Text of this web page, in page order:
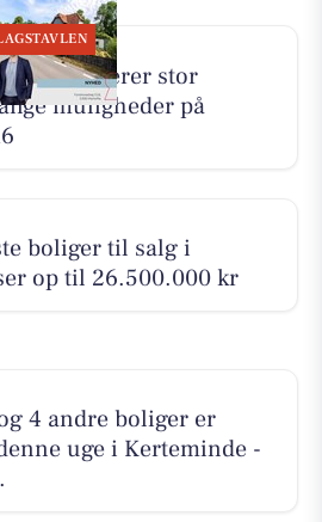
præsenterer stor
muligheder på
boliger til salg i
op til 26.500.000 kr
4 andre boliger er
uge i Kerteminde -